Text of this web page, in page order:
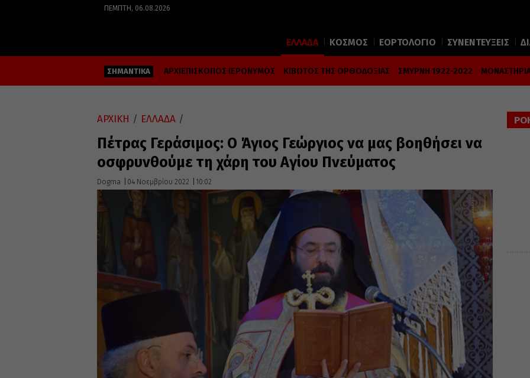
ΠΈΜΠΤΗ, 06.08.2026
ΕΛΛΑΔΑ ΚΟΣΜΟΣ ΕΟΡΤΟΛΟΓΙΟ ΣΥΝΕΝΤΕΥΞΕΙΣ
ΣΗΜΑΝΤΙΚΑ ΑΡΧΙΕΠΙΣΚΟΠΟΣ ΙΕΡΩΝΥΜΟΣ ΚΙΒΩΤΟΣ ΤΗΣ ΟΡΘΟΔΟΞΙΑΣ ΣΜΥΡΝΗ 1922-2022
ΑΡΧΙΚΗ / ΕΛΛΑΔΑ /
Πέτρας Γεράσιμος: Ο Άγιος Γεώργιος να μας βοηθήσει να
οσφρυνθούμε τη χάρη του Αγίου Πνεύματος
Dogma 04 Νοεμβρίου 2022 10:02